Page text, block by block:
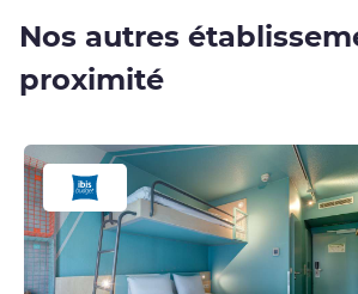
Nos autres
proximité